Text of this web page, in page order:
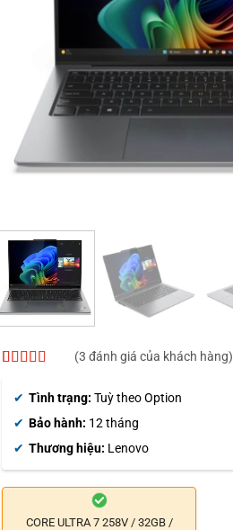
dựa trên
đánh giá
(3 đánh giá của khách hàng)
Tình trạng: Tuỳ theo Option
Bảo hành: 12 tháng
Thương hiệu: Lenovo
CORE ULTRA 7 258V / 32GB /